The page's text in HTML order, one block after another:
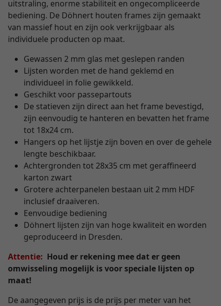
uitstraling, enorme stabiliteit en ongecompliceerde
bediening. De Döhnert houten frames zijn gemaakt
van massief hout en zijn ook verkrijgbaar als
individuele producten op maat.
Gewassen 2 mm glas met geslepen randen
Lijsten worden met de hand geklemd en
individueel in folie gewikkeld.
Geschikt voor passepartouts
De statieven zijn direct aan het frame bevestigd,
zijn eenvoudig te hanteren en bevatten het frame
tot 18x24 cm.
Hangers op het lijstje zijn boven en over de gehele
lengte beschikbaar.
Achtergronden tot 28x35 cm met geraffineerd
karton zwart
Grotere achterpanelen bestaan uit 2 mm HDF
inclusief draaiveren.
Eenvoudige bediening
Döhnert lijsten zijn van hoge kwaliteit en worden
geproduceerd in Dresden.
Attentie: Houd er rekening mee dat er geen
omwisseling mogelijk is voor speciale lijsten op
maat!
De aangegeven prijs is de prijs per meter van het